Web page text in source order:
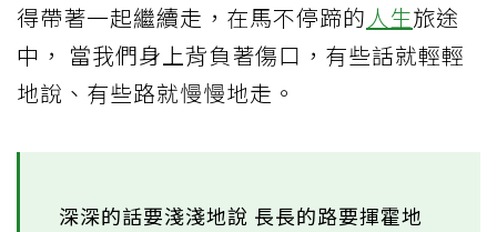
得帶著一起繼續走，在馬不停蹄的人生旅途
中， 當我們身上背負著傷口，有些話就輕輕
地說、有些路就慢慢地走。
深深的話要淺淺地說 長長的路要揮霍地